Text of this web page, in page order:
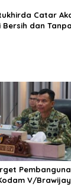
Catar
Bersih dan
V/